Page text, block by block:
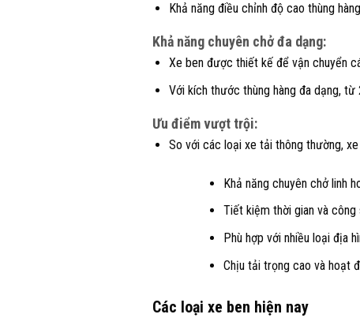
Khả năng điều chỉnh độ cao thùng
Khả năng chuyên chở đa dạng:
Xe ben được thiết kế để vận chuyển
Với kích thước thùng hàng đa dạng,
Ưu điểm vượt trội:
So với các loại xe tải thông thường,
Khả năng chuyên chở linh
Tiết kiệm thời gian và
Phù hợp với nhiều loại địa
Chịu tải trọng cao và hoạt
Các loại xe ben hiện nay